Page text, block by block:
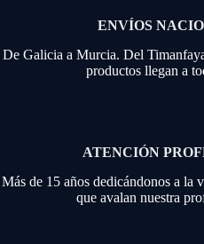
ENVÍOS
De Galicia a Murcia. Del
productos llegan a
ATENCIÓN
Más de 15 años dedicándonos a la
que avalan nuestra